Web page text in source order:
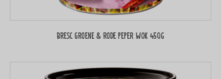
Bresc Groene & rode peper WOK 450g